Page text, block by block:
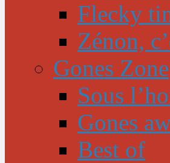
Flecky
Zénon,
Gones Zone
Sous
Gones
Best of